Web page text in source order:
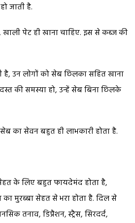
जाती है.
पेट ही खाना चाहिए. इस से कब्ज की
है, उन लोगों को सेब छिलका सहित खाना
की समस्या हो, उन्हें सेब बिना छिलके
का सेवन बहुत ही लाभकारी होता है.
के लिए बहुत फायदेमंद होता है,
मुरब्बा सेहत से भरा होता है. दिल से
तनाव, डिप्रैशन, स्ट्रैस, सिरदर्द,